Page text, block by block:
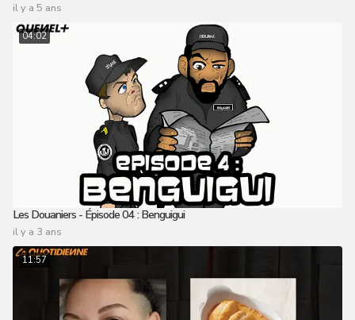
il y a 5 ans
04:02
Les Douaniers - Épisode 04 : Benguigui
il y a 3 ans
11:57